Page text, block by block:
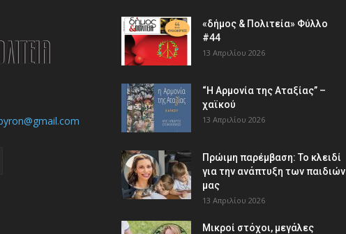
«δήμος & Πολιτεία» Φύλλο
#44
13 Απριλίου 2026
“Η Αρμονία της Αταξίας” –
χαϊκού
13 Απριλίου 2026
Πρώιμη παρέμβαση: Το κλειδί
για την ανάπτυξη των παιδιών
µας
13 Απριλίου 2026
Μικροί στόχοι, μεγάλες